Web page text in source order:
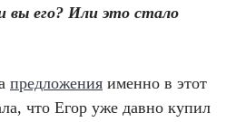
его? Или это стало
предложения именно в этот
что Егор уже давно купил